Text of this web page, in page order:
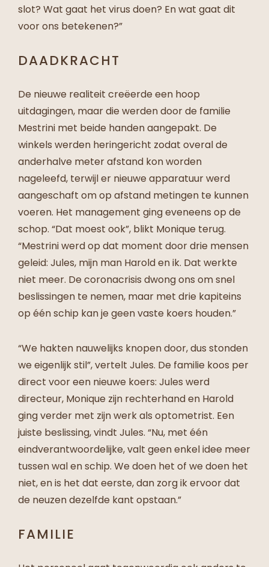
slot? Wat gaat het virus doen? En wat gaat dit
voor ons betekenen?”
DAADKRACHT
De nieuwe realiteit creëerde een hoop
uitdagingen, maar die werden door de familie
Mestrini met beide handen aangepakt. De
winkels werden heringericht zodat overal de
anderhalve meter afstand kon worden
nageleefd, terwijl er nieuwe apparatuur werd
aangeschaft om op afstand metingen te kunnen
voeren. Het management ging eveneens op de
schop. “Dat moest ook”, blikt Monique terug.
“Mestrini werd op dat moment door drie mensen
geleid: Jules, mijn man Harold en ik. Dat werkte
niet meer. De coronacrisis dwong ons om snel
beslissingen te nemen, maar met drie kapiteins
op één schip kan je geen vaste koers houden.”
“We hakten nauwelijks knopen door, dus stonden
we eigenlijk stil”, vertelt Jules. De familie koos per
direct voor een nieuwe koers: Jules werd
directeur, Monique zijn rechterhand en Harold
ging verder met zijn werk als optometrist. Een
juiste beslissing, vindt Jules. “Nu, met één
eindverantwoordelijke, valt geen enkel idee meer
tussen wal en schip. We doen het of we doen het
niet, en is het dat eerste, dan zorg ik ervoor dat
de neuzen dezelfde kant opstaan.”
FAMILIE